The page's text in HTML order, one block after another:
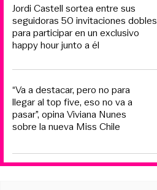
Jordi Castell sortea entre sus
seguidoras 50 invitaciones dobles
para participar en un exclusivo
happy hour junto a él
“Va a destacar, pero no para
llegar al top five, eso no va a
pasar”, opina Viviana Nunes
sobre la nueva Miss Chile